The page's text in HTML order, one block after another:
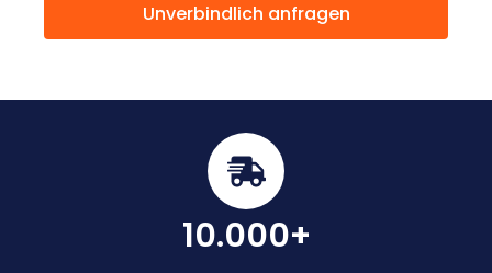
Unverbindlich anfragen
10.000+